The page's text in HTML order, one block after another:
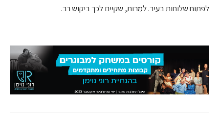
לפתוח שלוחות בעיר. למרות, שקיים לכך ביקוש רב.